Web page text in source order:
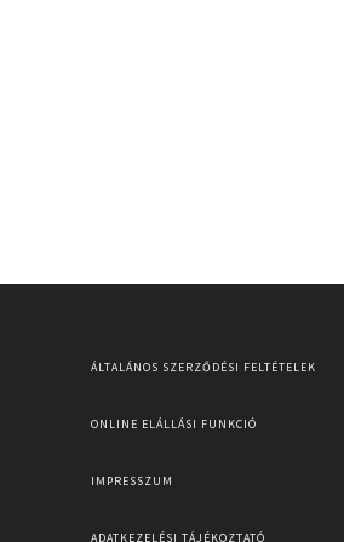
ÁLTALÁNOS SZERZŐDÉSI FELTÉTELEK
ONLINE ELÁLLÁSI FUNKCIÓ
IMPRESSZUM
ADATKEZELÉSI TÁJÉKOZTATÓ